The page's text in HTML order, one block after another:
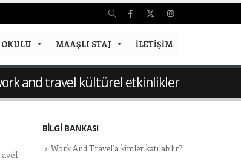
MAAŞLI STAJ İLETIŞIM
and travel kültürel etkinlikler
BILGI BANKASI
Work And Travel’a kimler katılabilir?